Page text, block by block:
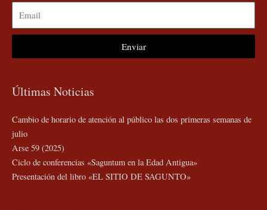
Enviar
Últimas Noticias
Cambio de horario de atención al público las dos primeras semanas de
julio
Arse 59 (2025)
Ciclo de conferencias «Saguntum en la Edad Antigua»
Presentación del libro «EL SITIO DE SAGUNTO»